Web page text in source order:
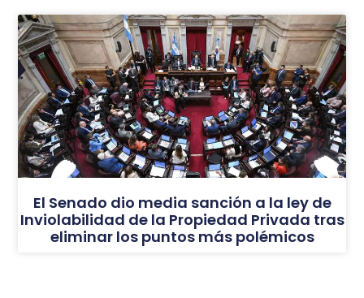
El Senado dio media sanción a la ley de
Inviolabilidad de la Propiedad Privada tras
eliminar los puntos más polémicos